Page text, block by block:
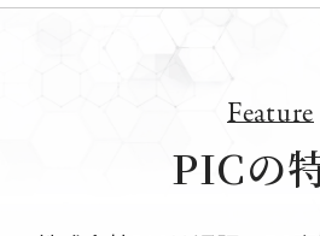
Feature
PICの